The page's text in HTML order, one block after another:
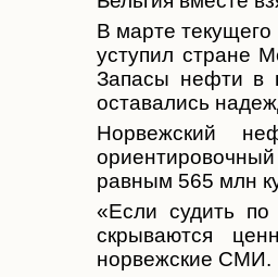
В марте текущего
уступил стране
Запасы нефти в
оставались
Норвежский
равным 565 млн
«Если судить
скрываются
норвежские СМИ.